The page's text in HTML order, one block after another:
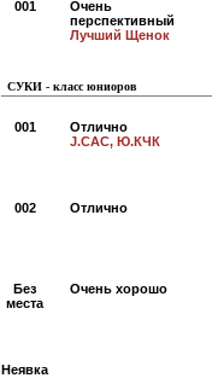
001
Очень
перспективный
Лучший Щенок
СУКИ - класс юниоров
001
Отлично
J.CAC, Ю.КЧК
002 Отлично
Без
места
Очень хорошо
Неявка